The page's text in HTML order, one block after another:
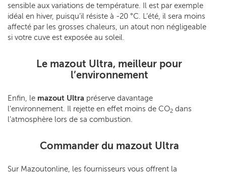
sensible aux variations de température. Il est par exemple
idéal en hiver, puisqu’il résiste à -20 °C. L’été, il sera moins
affecté par les grosses chaleurs, un atout non négligeable
si votre cuve est exposée au soleil.
Le mazout Ultra, meilleur pour
l’environnement
Enfin, le mazout Ultra préserve davantage
l’environnement. Il rejette en effet moins de CO2 dans
l’atmosphère lors de sa combustion.
Commander du mazout Ultra
Sur Mazoutonline, les fournisseurs vous offrent la